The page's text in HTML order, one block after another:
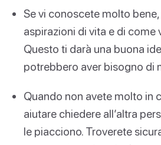
Se vi conoscete molto
aspirazioni di vita e di come
Questo ti darà una buona
potrebbero aver bisogno di
Quando non avete molto in
aiutare chiedere all’altra
le piacciono. Troverete